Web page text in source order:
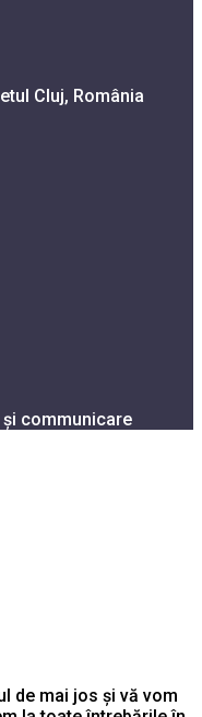
Cluj, România
communicare
de mai jos și vă vom